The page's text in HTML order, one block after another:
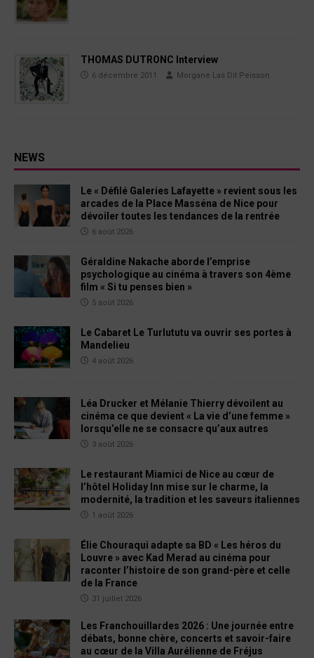
THOMAS DUTRONC Interview
6 décembre 2011 Morgane Las Dit Peisson
NEWS
Le « Défilé Galeries Lafayette » revient sous les
arcades de la Place Masséna de Nice pour
dévoiler toutes les tendances de la rentrée
6 août 2026
Géraldine Nakache aborde l’emprise
psychologique au cinéma à travers son 4ème
film « Si tu penses bien »
5 août 2026
Le Cabaret Le Turlututu va ouvrir ses portes à
Mandelieu
4 août 2026
Léa Drucker et Mélanie Thierry dévoilent au
cinéma ce que devient « La vie d’une femme »
lorsqu’elle ne se consacre qu’aux autres
3 août 2026
Le restaurant Miamici de Nice au cœur de
l’hôtel Holiday Inn mise sur le charme, la
modernité, la tradition et les saveurs italiennes
1 août 2026
Élie Chouraqui adapte sa BD « Les héros du
Louvre » avec Kad Merad au cinéma pour
raconter l’histoire de son grand-père et celle
de la France
31 juillet 2026
Les Franchouillardes 2026 : Une journée entre
débats, bonne chère, concerts et savoir-faire
au cœur de la Villa Aurélienne de Fréjus